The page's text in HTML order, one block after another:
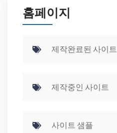
홈페이지
제작완료된 사이트
제작중인 사이트
사이트 샘플